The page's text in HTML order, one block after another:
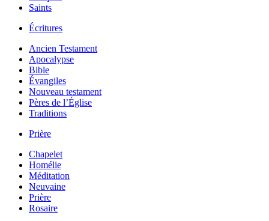
Saints
Écritures
Ancien Testament
Apocalypse
Bible
Évangiles
Nouveau testament
Pères de l’Église
Traditions
Prière
Chapelet
Homélie
Méditation
Neuvaine
Prière
Rosaire